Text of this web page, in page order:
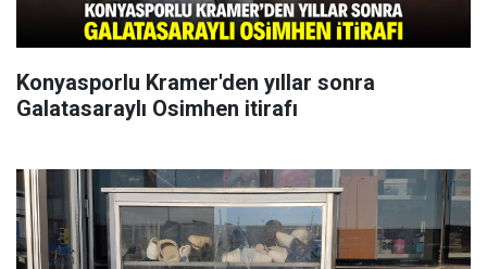
Konyasporlu Kramer'den yıllar sonra
Galatasaraylı Osimhen itirafı